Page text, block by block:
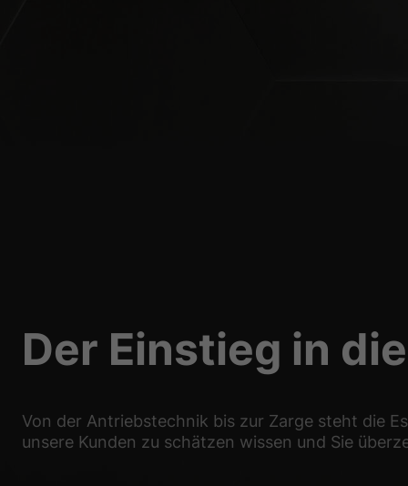
Der Einstieg in
Von der Antriebstechnik bis zur Zarge steht die
unsere Kunden zu schätzen wissen und Sie